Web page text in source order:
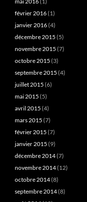
février 2016(1)
janvier 2016(4)
décembre 2015 (5)
novembre 2015 (7)
octobre 2015 (3)
septembre 2015 (4)
juillet 2015 (6)
mai 2015 (5)
avril 2015 (4)
mars 2015 (7)
février 2015 (7)
janvier 2015 (9)
décembre 2014(7)
novembre 2014(12)
octobre 2014(8)
septembre 2014(8)